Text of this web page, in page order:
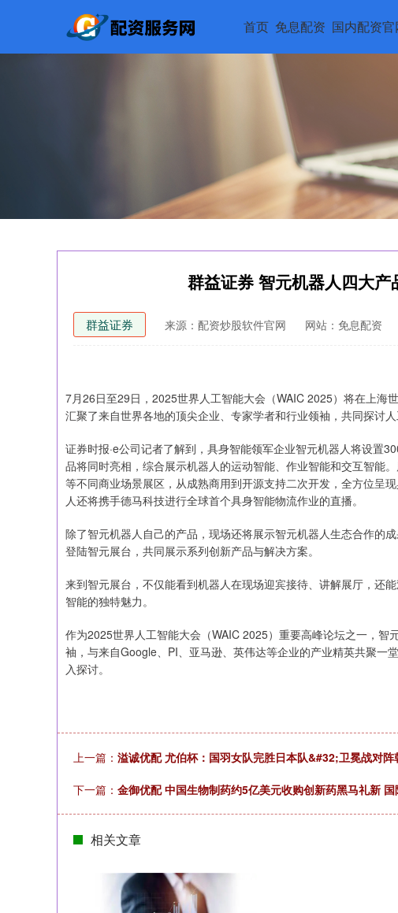
首页 免息配资 国内配资官
群益证券 智元机器人四大
群益证券 来源：配资炒股软件官网 网站：免息配资
7月26日至29日，2025世界人工智能大会（WAIC 2025）将在上海
汇聚了来自世界各地的顶尖企业、专家学者和行业领袖，共同探讨
证券时报·e公司记者了解到，具身智能领军企业智元机器人将设置
品将同时亮相，综合展示机器人的运动智能、作业智能和交互智能
等不同商业场景展区，从成熟商用到开源支持二次开发，全方位呈
人还将携手德马科技进行全球首个具身智能物流作业的直播。
除了智元机器人自己的产品，现场还将展示智元机器人生态合作的
登陆智元展台，共同展示系列创新产品与解决方案。
来到智元展台，不仅能看到机器人在现场迎宾接待、讲解展厅，还
智能的独特魅力。
作为2025世界人工智能大会（WAIC 2025）重要高峰论坛之一，智
袖，与来自Google、PI、亚马逊、英伟达等企业的产业精英共聚一
入探讨。
上一篇： 溢诚优配 尤伯杯：国羽女队完胜日本队&#32;卫冕战对阵
下一篇： 金御优配 中国生物制药约5亿美元收购创新药黑马礼新
相关文章